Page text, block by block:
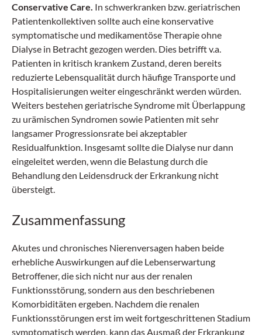
Conservative Care. In schwerkranken bzw. geriatrischen
Patientenkollektiven sollte auch eine konservative
symptomatische und medikamentöse Therapie ohne
Dialyse in Betracht gezogen werden. Dies betrifft v.a.
Patienten in kritisch krankem Zustand, deren bereits
reduzierte Lebensqualität durch häufige Transporte und
Hospitalisierungen weiter eingeschränkt werden würden.
Weiters bestehen geriatrische Syndrome mit Überlappung
zu urämischen Syndromen sowie Patienten mit sehr
langsamer Progressionsrate bei akzeptabler
Residualfunktion. Insgesamt sollte die Dialyse nur dann
eingeleitet werden, wenn die Belastung durch die
Behandlung den Leidensdruck der Erkrankung nicht
übersteigt.
Zusammenfassung
Akutes und chronisches Nierenversagen haben beide
erhebliche Auswirkungen auf die Lebenserwartung
Betroffener, die sich nicht nur aus der renalen
Funktionsstörung, sondern aus den beschriebenen
Komorbiditäten ergeben. Nachdem die renalen
Funktionsstörungen erst im weit fortgeschrittenen Stadium
symptomatisch werden, kann das Ausmaß der Erkrankung